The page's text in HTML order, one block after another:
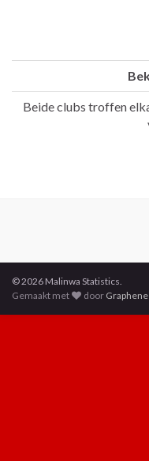
Beide clubs troffen
© 2026 Malinwa Statistics.
Gemaakt met
door